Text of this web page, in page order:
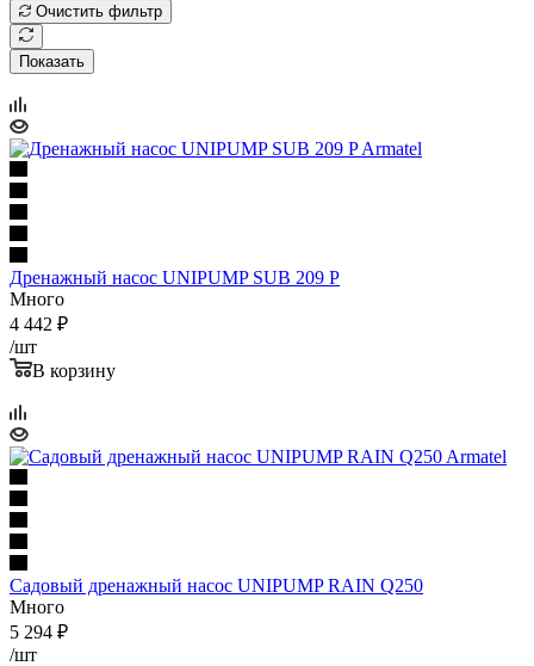
Очистить фильтр
Показать
Дренажный насос UNIPUMP SUB 209 P
Много
4 442 ₽
/шт
В корзину
Садовый дренажный насос UNIPUMP RAIN Q250
Много
5 294 ₽
/шт